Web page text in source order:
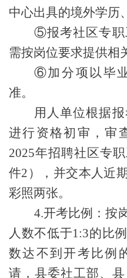
中心出具的境外学历
⑤报考社区专
需按岗位要求提供相
⑥加分项以毕
准。
用人单位根据
进行资格初 审，审
2025年招聘社区专
件2 ） ， 并交本人近
彩照两张。
4.开考比例：按
人数不低于1:3的比
数达不到开考比例
请，县委社工部、